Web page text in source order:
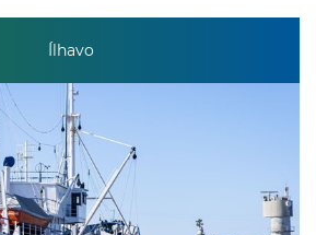
Ílhavo